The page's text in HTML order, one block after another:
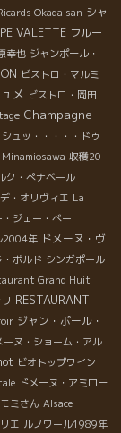
Okada san シャ
VALETTE フルー
幸也 ジャンポール・
ビストロ・マルミ
メ ビストロ・岡田
Champagne
シュッ・・・・・ドゥ
Minamiosawa 収穫20
ク・ぺナベール
・オリヴィエ La
・ジェー・ベー
2004年 ドメーヌ・ヴ
ボルド シンガポール
Grand Huit
RESTAURANT
ジャン・ポール・
ーヌ・ショーム・アル
ビオトップワイン
ドメーヌ・アミロー
ミさん Alsace
エ ルノワール1989年